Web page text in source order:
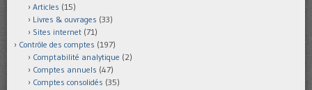
Articles (15)
Livres & ouvrages (33)
Sites internet (71)
Contrôle des comptes (197)
Comptabilité analytique (2)
Comptes annuels (47)
Comptes consolidés (35)